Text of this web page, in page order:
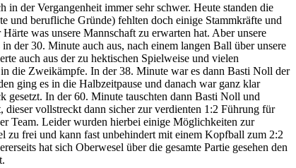
der Vergangenheit immer sehr schwer. Heute standen die
berufliche Gründe) fehlten doch einige Stammkräfte und
was unsere Mannschaft zu erwarten hat. Aber unsere
der 30. Minute auch aus, nach einem langen Ball über unsere
auch aus der zu hektischen Spielweise und vielen
die Zweikämpfe. In der 38. Minute war es dann Basti Noll der
ging es in die Halbzeitpause und danach war ganz klar
gesetzt. In der 60. Minute tauschten dann Basti Noll und
vollstreckt dann sicher zur verdienten 1:2 Führung für
Team. Leider wurden hierbei einige Möglichkeiten zur
zu frei und kann fast unbehindert mit einem Kopfball zum 2:2
hat sich Oberwesel über die gesamte Partie gesehen den